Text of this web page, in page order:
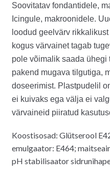
Soovitatav fondantidele,
Icingule, makroonidele.
loodud geelvärv
kogus värvainet tagab
pole võimalik saada ühegi
pakend mugava tilgutiga,
doseerimist. Plastpudelil
ei kuivaks ega välja ei
värvaineid piiratud
Koostisosad: Glütserool
emulgaator: E464;
pH stabilisaator